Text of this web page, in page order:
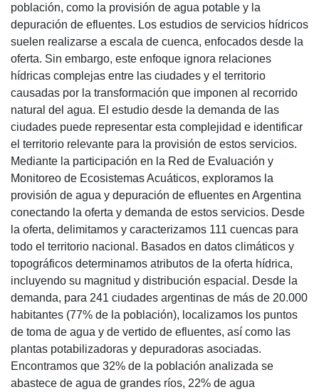
población, como la provisión de agua potable y la
depuración de efluentes. Los estudios de servicios hídricos
suelen realizarse a escala de cuenca, enfocados desde la
oferta. Sin embargo, este enfoque ignora relaciones
hídricas complejas entre las ciudades y el territorio
causadas por la transformación que imponen al recorrido
natural del agua. El estudio desde la demanda de las
ciudades puede representar esta complejidad e identificar
el territorio relevante para la provisión de estos servicios.
Mediante la participación en la Red de Evaluación y
Monitoreo de Ecosistemas Acuáticos, exploramos la
provisión de agua y depuración de efluentes en Argentina
conectando la oferta y demanda de estos servicios. Desde
la oferta, delimitamos y caracterizamos 111 cuencas para
todo el territorio nacional. Basados en datos climáticos y
topográficos determinamos atributos de la oferta hídrica,
incluyendo su magnitud y distribución espacial. Desde la
demanda, para 241 ciudades argentinas de más de 20.000
habitantes (77% de la población), localizamos los puntos
de toma de agua y de vertido de efluentes, así como las
plantas potabilizadoras y depuradoras asociadas.
Encontramos que 32% de la población analizada se
abastece de agua de grandes ríos, 22% de agua